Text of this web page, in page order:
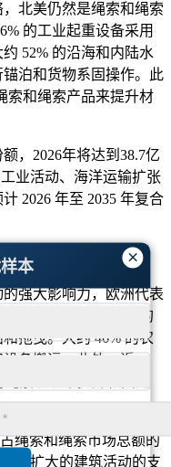
×
本
北美仍然是绳索和绳索
的工业起重设备采用
52% 的沿海和内陆水
泊和货物系固操作。此
索和绳索产品来提升材
，2026年将达到38.7亿
业活动、海洋运输扩张
2026 年至 2035 年复合
强大影响力，欧洲代表
场。欧洲大约 51% 的
拖曳。大约 46% 的农
备搬运。此外，近
索系统来提升和固定
绳索和绳索市场总额的
断扩大的建筑活动的支